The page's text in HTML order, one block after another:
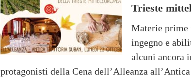
Trieste
Materie prime
ingegno e
alcuni ancora
protagonisti della Cena dell’Alleanza